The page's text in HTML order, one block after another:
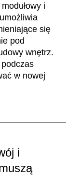
i
się
pod
wnętrz.
w nowej
i